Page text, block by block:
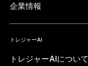
企業情報
トレジャーAI
トレジャーAIについて